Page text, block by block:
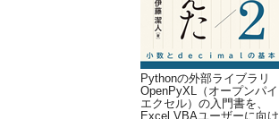
Pythonの外部ライブラリ
OpenPyXL（オープンパイ
エクセル）の入門書を、
Excel VBAユーザーに向け